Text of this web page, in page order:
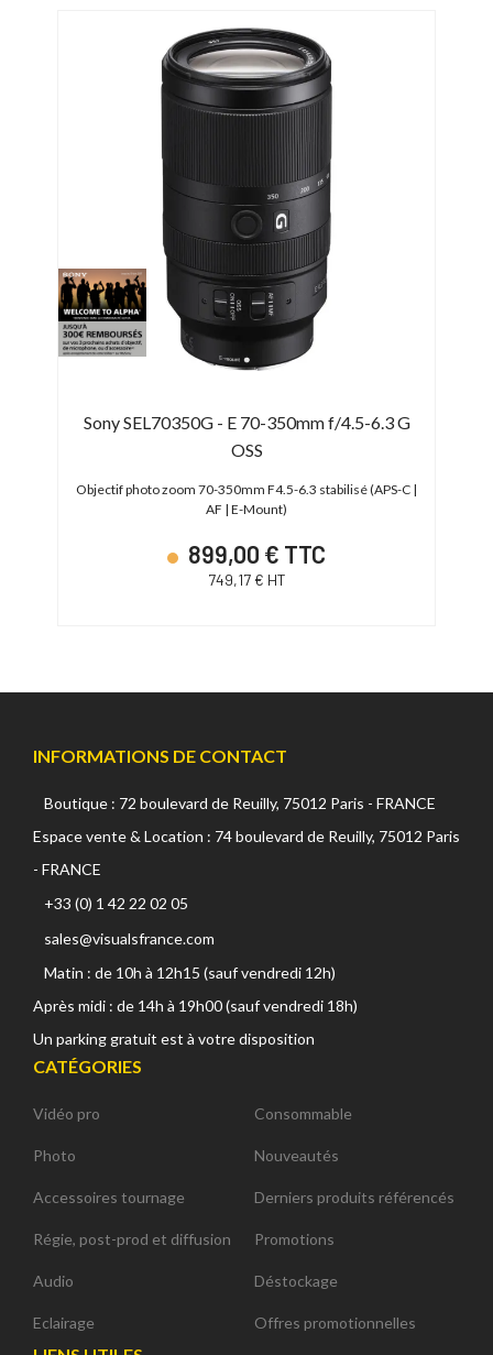
Sony SEL70350G - E 70-350mm f/4.5-6.3 G
OSS
Objectif photo zoom 70-350mm F4.5-6.3 stabilisé (APS-C |
AF | E-Mount)
899,00 € TTC
749,17 € HT
INFORMATIONS DE CONTACT
Boutique : 72 boulevard de Reuilly, 75012 Paris - FRANCE
Espace vente & Location : 74 boulevard de Reuilly, 75012 Paris
- FRANCE
+33 (0) 1 42 22 02 05
sales@visualsfrance.com
Matin : de 10h à 12h15 (sauf vendredi 12h)
Après midi : de 14h à 19h00 (sauf vendredi 18h)
Un parking gratuit est à votre disposition
CATÉGORIES
Vidéo pro
Photo
Accessoires tournage
Régie, post-prod et diffusion
Audio
Eclairage
Consommable
Nouveautés
Derniers produits référencés
Promotions
Déstockage
Offres promotionnelles